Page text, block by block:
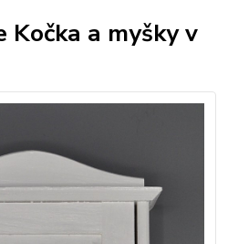
Kočka a myšky v